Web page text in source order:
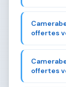
offertes
offertes